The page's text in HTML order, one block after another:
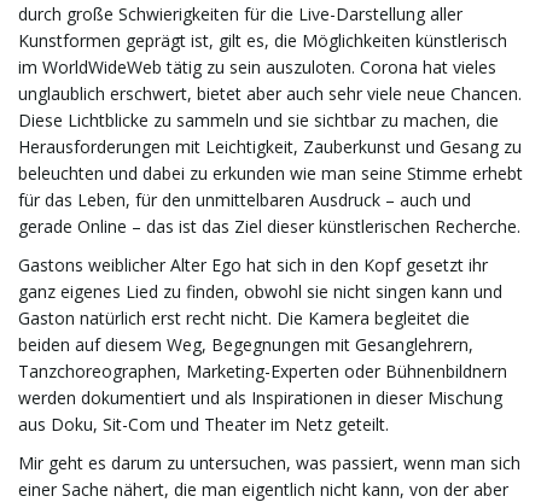
a
i
g
durch große Schwierigkeiten für die Live-Darstellung aller
Kunstformen geprägt ist, gilt es, die Möglichkeiten künstlerisch
im WorldWideWeb tätig zu sein auszuloten. Corona hat vieles
unglaublich erschwert, bietet aber auch sehr viele neue Chancen.
Diese Lichtblicke zu sammeln und sie sichtbar zu machen, die
Herausforderungen mit Leichtigkeit, Zauberkunst und Gesang zu
beleuchten und dabei zu erkunden wie man seine Stimme erhebt
für das Leben, für den unmittelbaren Ausdruck – auch und
gerade Online – das ist das Ziel dieser künstlerischen Recherche.
Gastons weiblicher Alter Ego hat sich in den Kopf gesetzt ihr
ganz eigenes Lied zu finden, obwohl sie nicht singen kann und
Gaston natürlich erst recht nicht. Die Kamera begleitet die
beiden auf diesem Weg, Begegnungen mit Gesanglehrern,
Tanzchoreographen, Marketing-Experten oder Bühnenbildnern
werden dokumentiert und als Inspirationen in dieser Mischung
aus Doku, Sit-Com und Theater im Netz geteilt.
Mir geht es darum zu untersuchen, was passiert, wenn man sich
einer Sache nähert, die man eigentlich nicht kann, von der aber